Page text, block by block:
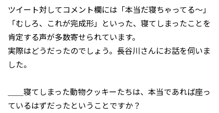
ツイート対してコメント欄には「本当だ寝ちゃってる～」
「むしろ、これが完成形」といった、寝てしまったことを
肯定する声が多数寄せられています。
実際はどうだったのでしょう。長谷川さんにお話を伺いま
した。
＿＿寝てしまった動物クッキーたちは、本当であれば座っ
ているはずだったということですか？